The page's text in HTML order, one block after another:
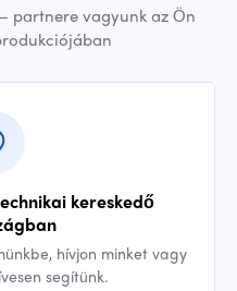
partnere vagyunk az Ön
kereskedő
hívjon minket vagy
segítünk.